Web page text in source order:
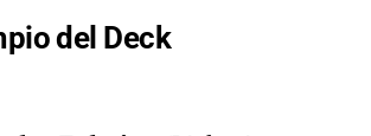
del Deck